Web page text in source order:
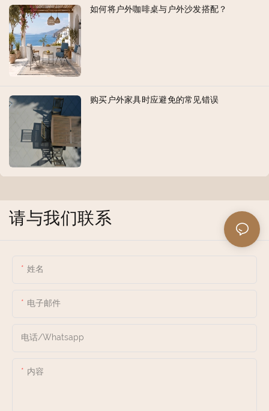
如何将户外咖啡桌与户外沙发搭配？
购买户外家具时应避免的常见错误
请与我们联系
姓名
电子邮件
电话/whatsapp
内容